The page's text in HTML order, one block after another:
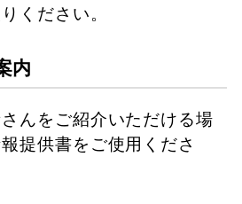
ください。
内
んをご紹介いただける場
提供書をご使用くださ